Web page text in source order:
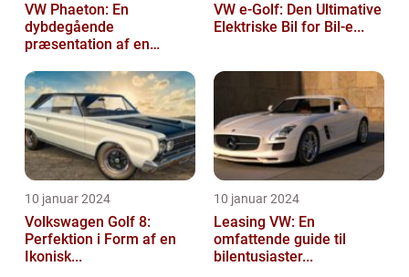
VW Phaeton: En
dybdegående
præsentation af en
VW e-Golf: Den Ultimative
Elektriske Bil for Bil-e...
10 januar 2024
Volkswagen Golf 8:
Perfektion i Form af en
Ikonisk...
10 januar 2024
Leasing VW: En
omfattende guide til
bilentusiaster...